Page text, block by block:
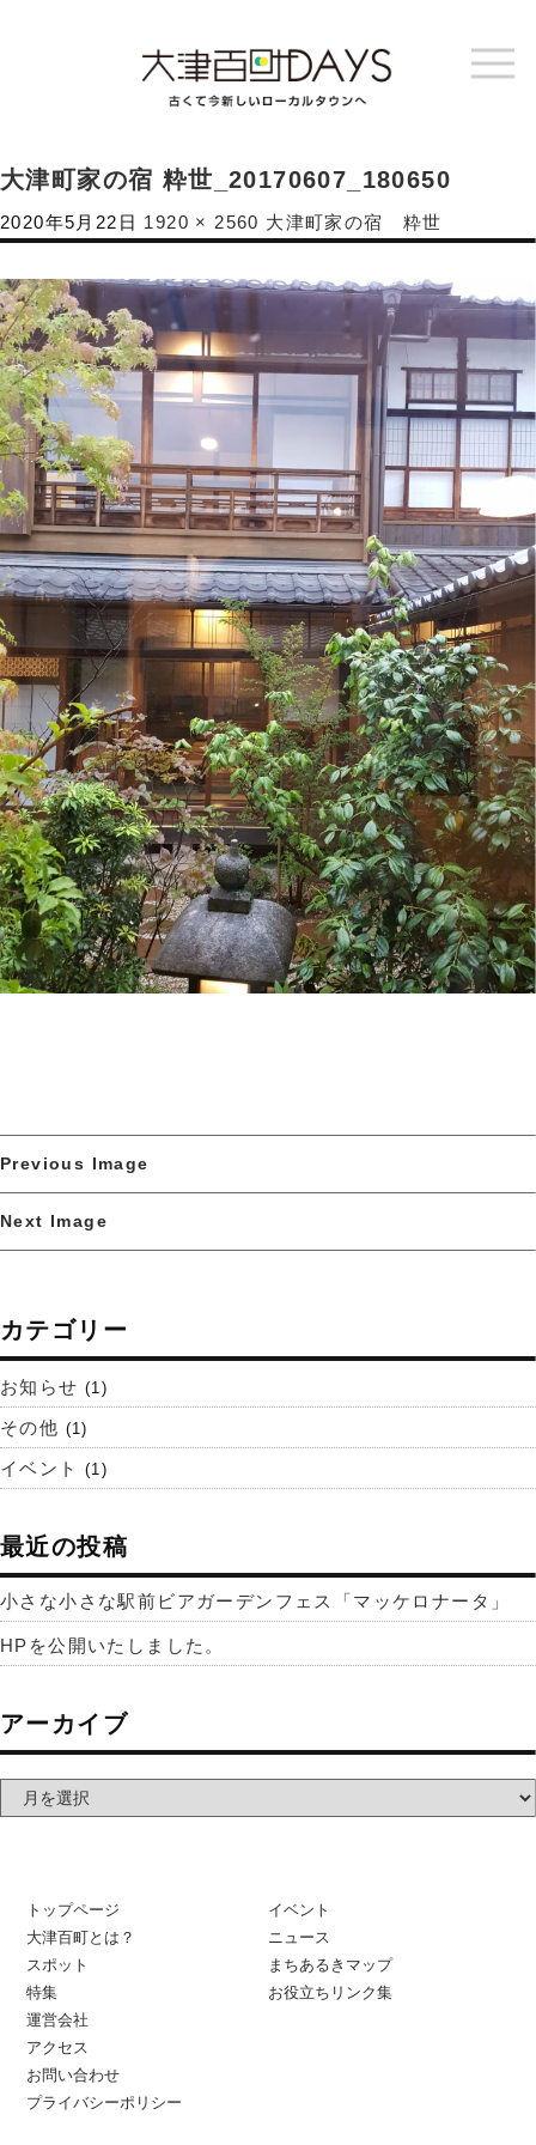
大津町家の宿 粋世_20170607_180650
2020年5月22日 1920 × 2560 大津町家の宿 粋世
Previous Image
Next Image
カテゴリー
お知らせ (1)
その他 (1)
イベント (1)
最近の投稿
小さな小さな駅前ビアガーデンフェス「マッケロナータ」
HPを公開いたしました。
アーカイブ
トップページ
大津百町とは？
スポット
特集
イベント
ニュース
まちあるきマップ
お役立ちリンク集
運営会社
アクセス
お問い合わせ
プライバシーポリシー